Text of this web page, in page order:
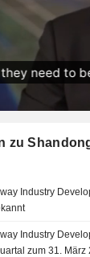
zu
Industry
Industry
zum 31. März